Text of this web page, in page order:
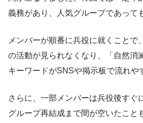
義務があり、人気グループであって
メンバーが順番に兵役に就くことで
の活動が見られなくなり、「自然消
キーワードがSNSや掲示板で流れや
さらに、一部メンバーは兵役後すぐ
グループ再結成まで間が空いたこと